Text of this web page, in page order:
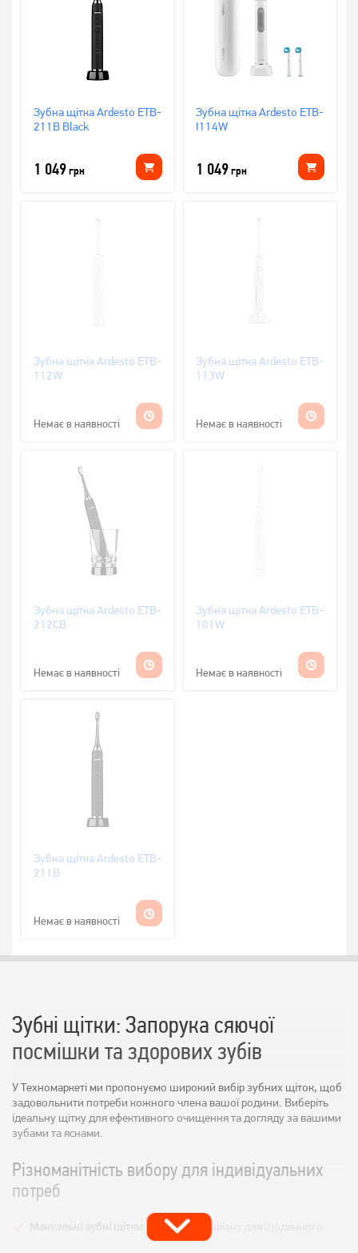
Зубна щітка Ardesto ETB-
211B Black
1 049грн
Зубна щітка Ardesto ETB-
I114W
1 049грн
Зубна щітка Ardesto ETB-
112W
Немає в наявності
Зубна щітка Ardesto ETB-
113W
Немає в наявності
Зубна щітка Ardesto ETB-
212CB
Немає в наявності
Зубна щітка Ardesto ETB-
101W
Немає в наявності
Зубна щітка Ardesto ETB-
211B
Немає в наявності
Зубні щітки: Запорука сяючої
посмішки та здорових зубів
У Техномаркеті ми пропонуємо широкий вибір зубних щіток, щоб
задовольнити потреби кожного члена вашої родини. Виберіть
ідеальну щітку для ефективного очищення та догляду за вашими
зубами та яснами.
Різноманітність вибору для індивідуальних
потреб
Класичний варіант для щоденного